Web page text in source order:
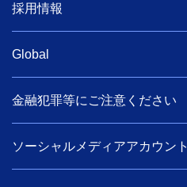
採用情報
Global
金融犯罪等にご注意ください
ソーシャルメディアアカウント